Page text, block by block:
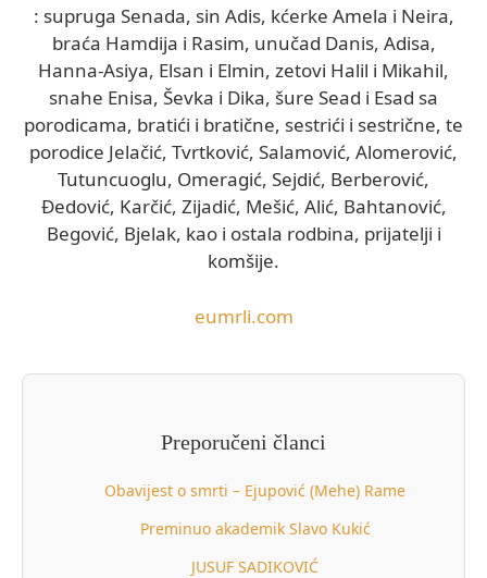
: supruga Senada, sin Adis, kćerke Amela i Neira,
braća Hamdija i Rasim, unučad Danis, Adisa,
Hanna-Asiya, Elsan i Elmin, zetovi Halil i Mikahil,
snahe Enisa, Ševka i Dika, šure Sead i Esad sa
porodicama, bratići i bratične, sestrići i sestrične, te
porodice Jelačić, Tvrtković, Salamović, Alomerović,
Tutuncuoglu, Omeragić, Sejdić, Berberović,
Đedović, Karčić, Zijadić, Mešić, Alić, Bahtanović,
Begović, Bjelak, kao i ostala rodbina, prijatelji i
komšije.
eumrli.com
Preporučeni članci
Obavijest o smrti – Ejupović (Mehe) Rame
Preminuo akademik Slavo Kukić
JUSUF SADIKOVIĆ